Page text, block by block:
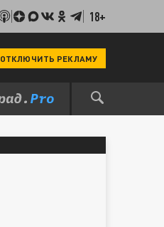
18+
ОТКЛЮЧИТЬ РЕКЛАМУ